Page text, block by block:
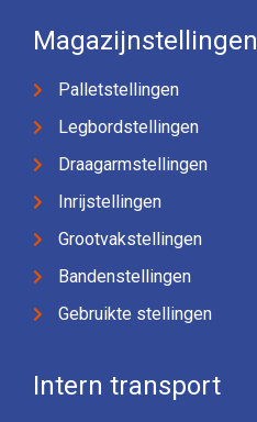
Magazijnstellingen
Palletstellingen
Legbordstellingen
Draagarmstellingen
Inrijstellingen
Grootvakstellingen
Bandenstellingen
Gebruikte stellingen
Intern transport